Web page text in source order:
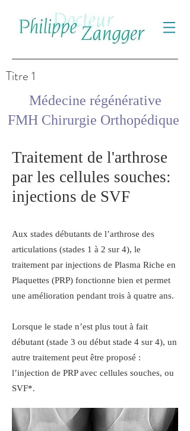
Titre 1
Médecine régénérative
FMH Chirurgie Orthopédique
Traitement de l'arthrose
par les cellules souches:
injections de SVF
Aux stades débutants de l’arthrose des
articulations (stades 1 à 2 sur 4), le
traitement par injections de Plasma Riche en
Plaquettes (PRP) fonctionne bien et permet
une amélioration pendant trois à quatre ans.
Lorsque le stade n’est plus tout à fait
débutant (stade 3 ou début stade 4 sur 4), un
autre traitement peut être proposé :
l’injection de PRP avec cellules souches, ou
SVF*.